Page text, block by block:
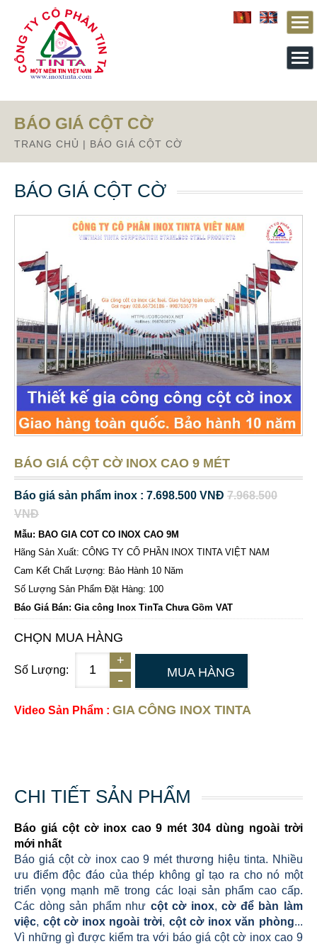
Từ mục này trở xuống là mã nguồn Zalo
BÁO GIÁ CỘT CỜ
TRANG CHỦ | BÁO GIÁ CỘT CỜ
BÁO GIÁ CỘT CỜ
BÁO GIÁ CỘT CỜ INOX CAO 9 MÉT
Báo giá sản phẩm inox : 7.698.500 VNĐ 7.968.500
VNĐ
Mẫu: BAO GIA COT CO INOX CAO 9M
Hãng Sản Xuất: CÔNG TY CỔ PHẦN INOX TINTA VIỆT NAM
Cam Kết Chất Lượng: Bảo Hành 10 Năm
Số Lượng Sản Phẩm Đặt Hàng: 100
Báo Giá Bán: Gia công Inox TinTa Chưa Gồm VAT
CHỌN MUA HÀNG
Số Lượng: MUA HÀNG
Video Sản Phẩm : GIA CÔNG INOX TINTA
CHI TIẾT SẢN PHẨM
Báo giá cột cờ inox cao 9 mét 304 dùng ngoài trời
mới nhất
Báo giá cột cờ inox cao 9 mét thương hiệu tinta. Nhiều
ưu điểm độc đáo của thép không gỉ tạo ra cho nó một
triển vọng mạnh mẽ trong các loại sản phẩm cao cấp.
Các dòng sản phẩm như cột cờ inox,cờ để bàn làm
việc, cột cờ inox ngoài trời, cột cờ inox văn phòng...
Vì những gì được kiểm tra với báo giá cột cờ inox cao 9